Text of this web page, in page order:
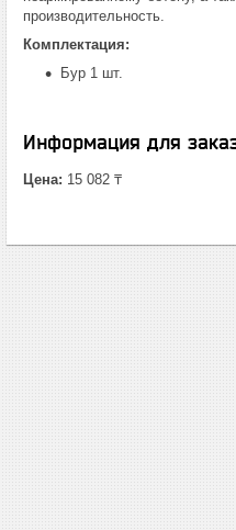
производительность.
Комплектация:
Бур 1 шт.
Информация для
Цена: 15 082 ₸